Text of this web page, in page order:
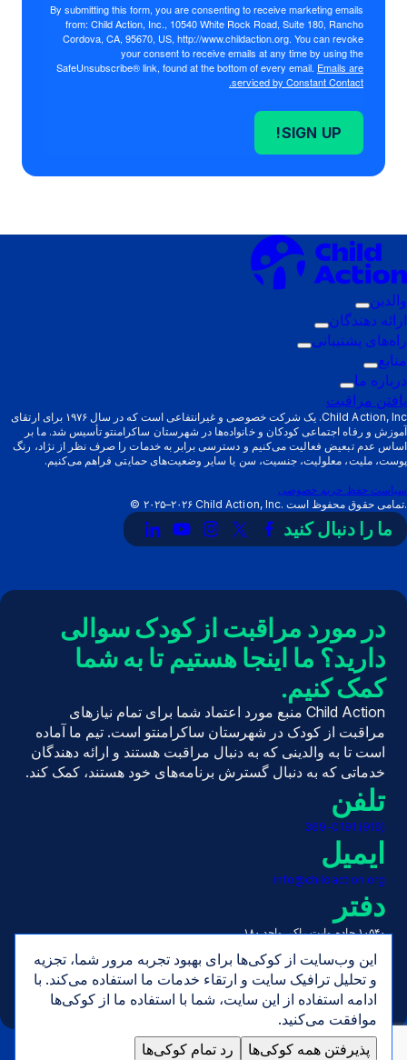
این وب‌سایت از کوکی‌ها برای بهبود تجربه مرور شما، تجزیه
و تحلیل ترافیک سایت و ارتقاء خدمات ما استفاده می‌کند. با
ادامه استفاده از این سایت، شما با استفاده ما از کوکی‌ها
موافقت می‌کنید.
پذیرفتن همه کوکی‌ها
رد تمام کوکی‌ها
By submitting this form, you are consenting to receive marketing emails
from: Child Action, Inc., 10540 White Rock Road, Suite 180, Rancho
Cordova, CA, 95670, US, http://www.childaction.org. You can revoke
your consent to receive emails at any time by using the
SafeUnsubscribe® link, found at the bottom of every email. Emails are
serviced by Constant Contact.
SIGN UP!
والدین
زیرمنوی
فعال‌سازی:
والدین
ارائه دهندگان
زیرمنوی
فعال‌سازی:
راه‌های پشتیبانی
زیرمنوی
پشتیبانی
منابع
زیرمنوی
فعال‌سازی:
منابع
درباره ما
زیرمنوی
فعال‌سازی:
درباره
ما
یافتن مراقبت
Child Action, Inc. یک شرکت خصوصی و غیرانتفاعی است که در سال ۱۹۷۶ برای ارتقای
آموزش و رفاه اجتماعی کودکان و خانواده‌ها در شهرستان ساکرامنتو تأسیس شد. ما بر
اساس عدم تبعیض فعالیت می‌کنیم و دسترسی برابر به خدمات را صرف نظر از نژاد، رنگ
پوست، ملیت، معلولیت، جنسیت، سن یا سایر وضعیت‌های حمایتی فراهم می‌کنیم.
سیاست حفظ حریم خصوصی
© ۲۰۲۵–۲۰۲۶ Child Action, Inc. تمامی حقوق محفوظ است.
ما را دنبال کنید پیوند
به
لینک
به
(توییتر)
لینک
به
لینک
به
لینک
به
در مورد مراقبت از کودک سوالی
دارید؟ ما اینجا هستیم تا به شما
کمک کنیم.
Child Action منبع مورد اعتماد شما برای تمام نیازهای
مراقبت از کودک در شهرستان ساکرامنتو است. تیم ما آماده
است تا به والدینی که به دنبال مراقبت هستند و ارائه دهندگان
خدماتی که به دنبال گسترش برنامه‌های خود هستند، کمک کند.
تلفن
(916) 369-0191
ایمیل
info@childaction.org
دفتر
۱۰۵۴۰ جاده وایت راک، واحد ۱۸۰
ساعت‌ها
دوشنبه تا جمعه، ۷:۳۰ صبح تا ۵:۰۰ بعد از ظهر